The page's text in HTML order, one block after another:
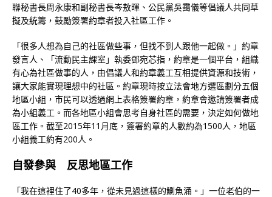
聯秘書長周永康和副秘書長岑敖暉、公民黨吳靄儀等倡議人共同草
擬及統籌，鼓勵簽署約章者投入社區工作。
「很多人想為自己的社區做些事，但找不到人跟他一起做。」約章
發言人、「流動民主課室」執委鄧宛芯指，約章是一個平台，組織
有心為社區做事的人，由倡議人和約章義工互相提供資源和技術，
讓大家能實現理想中的社區。約章現時按立法會地方選區劃分五個
地區小組，市民可以透過網上表格簽署約章，約章會邀請簽署者成
為小組義工。而各地區小組會思考自身社區的需要，決定如何做地
區工作。截至2015年11月底，簽署約章的人數約為1500人，地區
小組義工約有200人。
自發參與 反思地區工作
「我在這裡住了40多年，從未見過這樣的鰂魚涌。」一位老伯的一